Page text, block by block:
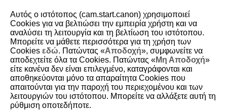
6-26 Judo
This setting is perfect for shooting subjects in changing positions
when their face is hidden, such as during judo matches.
Αυτός ο ιστότοπος (cam.start.canon) χρησιμοποιεί
Cookies για να βελτιώσει την εμπειρία χρήστη και να
αναλύσει τη λειτουργία και τη βελτίωση του ιστότοπου.
Μπορείτε να μάθετε περισσότερα για τη χρήση των
Cookies εδώ. Πατώντας «Αποδοχή», συμφωνείτε να
αποδεχτείτε όλα τα Cookies. Πατώντας «Μη Αποδοχή»
είτε κανένα δεν είναι επιλεγμένο, καταγράφονται και
αποθηκεύονται μόνο τα απαραίτητα Cookies που
απαιτούνται για την παροχή του περιεχομένου και των
λειτουργιών του ιστότοπου. Μπορείτε να αλλάξετε αυτή τη
ρύθμιση οποτεδήποτε.